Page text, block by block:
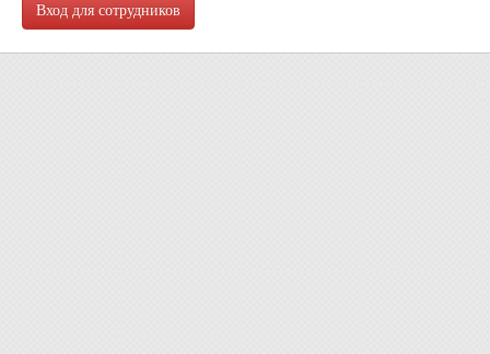
Вход для сотрудников